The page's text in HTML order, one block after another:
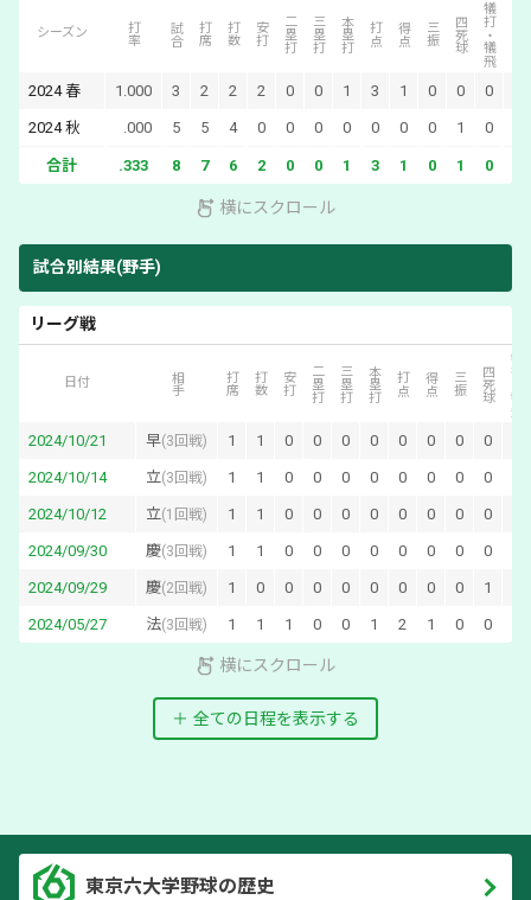
シーズン 打率 試合 打席 打数 安打 二塁打 三塁打 本塁打 打点 得点 三振 四死球 犠打・犠飛
2024 春 1.000 3 2 2 2 0 0 1 3 1 0 0 0
2024 秋 .000 5 5 4 0 0 0 0 0 0 0 1 0
合計 .333 8 7 6 2 0 0 1 3 1 0 1 0
横にスクロール
試合別結果(野手)
リーグ戦
日付 相手 打席 打数 安打 二塁打 三塁打 本塁打 打点 得点 三振 四死球 犠打・犠飛
2024/10/21 早(3回戦) 1 1 0 0 0 0 0 0 0 0
2024/10/14 立(3回戦) 1 1 0 0 0 0 0 0 0 0
2024/10/12 立(1回戦) 1 1 0 0 0 0 0 0 0 0
2024/09/30 慶(3回戦) 1 1 0 0 0 0 0 0 0 0
2024/09/29 慶(2回戦) 1 0 0 0 0 0 0 0 0 1
2024/05/27 法(3回戦) 1 1 1 0 0 1 2 1 0 0
横にスクロール
全ての日程を表示する
東京六大学野球の歴史